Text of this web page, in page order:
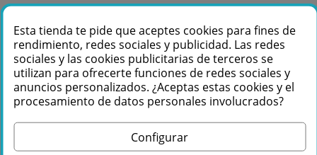
Te podemos ayudar
+34 976 36 61 60
Esta tienda te pide que aceptes cookies para fines de
rendimiento, redes sociales y publicidad. Las redes
sociales y las cookies publicitarias de terceros se
utilizan para ofrecerte funciones de redes sociales y
anuncios personalizados. ¿Aceptas estas cookies y el
procesamiento de datos personales involucrados?
Configurar